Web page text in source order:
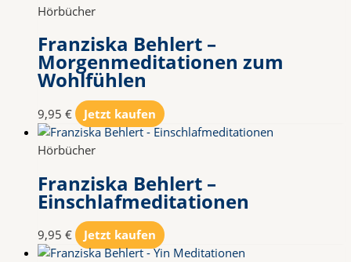
Hörbücher
Franziska Behlert –
Morgenmeditationen zum
Wohlfühlen
9,95 € Jetzt kaufen
Hörbücher
Franziska Behlert –
Einschlafmeditationen
9,95 € Jetzt kaufen